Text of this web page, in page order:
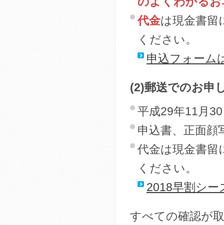
代金は現金書留
ください。
申込フォーム
(2)郵送でのお申
平成29年11月
申込書、正面顔
代金は現金書留
ください。
2018早割シー
すべての確認が